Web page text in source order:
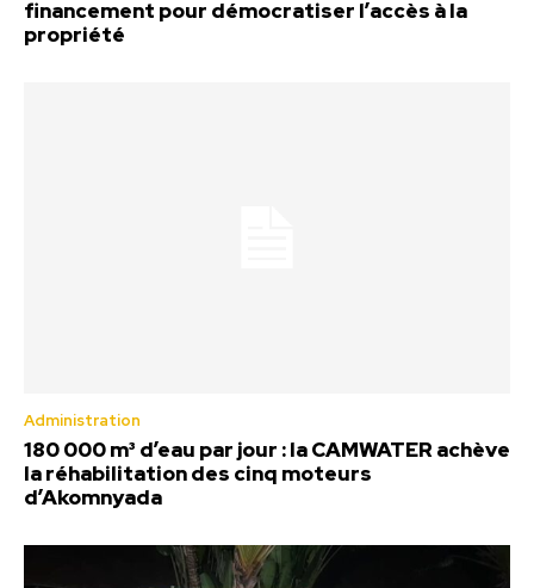
financement pour démocratiser l’accès à la
propriété
Administration
180 000 m³ d’eau par jour : la CAMWATER achève
la réhabilitation des cinq moteurs
d’Akomnyada